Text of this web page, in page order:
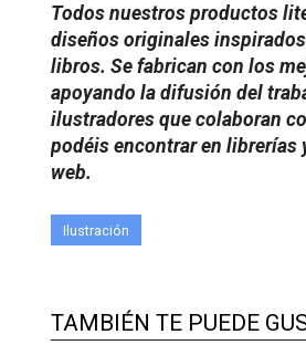
Todos nuestros productos
diseños originales
libros. Se fabrican con los
apoyando la difusión del
ilustradores que colaboran
podéis encontrar en librerías
web.
Ilustración
TAMBIÉN TE PUEDE